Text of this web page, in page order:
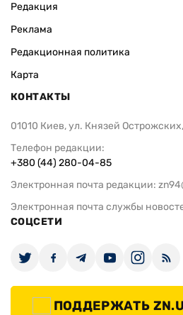
Редакция
Реклама
Редакционная политика
Карта
КОНТАКТЫ
01010 Киев, ул. Князей
Телефон редакции:
+380 (44) 280-04-85
Электронная почта редакции:
Электронная почта службы
СОЦСЕТИ
ПОДДЕРЖАТЬ